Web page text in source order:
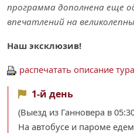
программа дополнена еще
впечатлений на
Наш эксклюзив!
распечатать описание тура
1-й день
(Выезд из Ганновера в
На автобусе и пароме